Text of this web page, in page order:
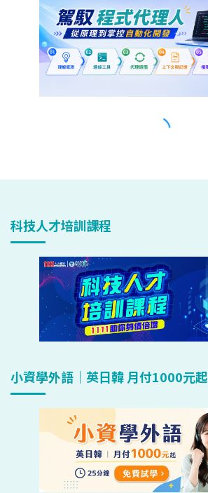
科技人才培訓課程
小資學外語｜英日韓 月付1000元起